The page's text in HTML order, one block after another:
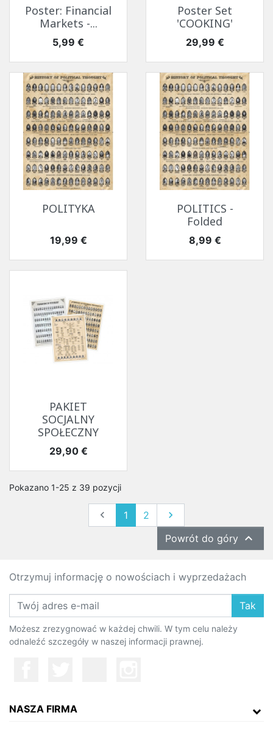
Poster: Financial
Markets -...
Cena
5,99 €
Poster Set
'COOKING'
Cena
29,99 €
POLITYKA
Cena
19,99 €
POLITICS -
Folded
Cena
8,99 €
PAKIET
SOCJALNY
SPOŁECZNY
Cena
29,90 €
Pokazano 1-25 z 39 pozycji
Poprzedni
 1 2 Następny

Powrót do góry 
Otrzymuj informację o nowościach i wyprzedażach
Tak
Możesz zrezygnować w każdej chwili. W tym celu należy
odnaleźć szczegóły w naszej informacji prawnej.
NASZA FIRMA